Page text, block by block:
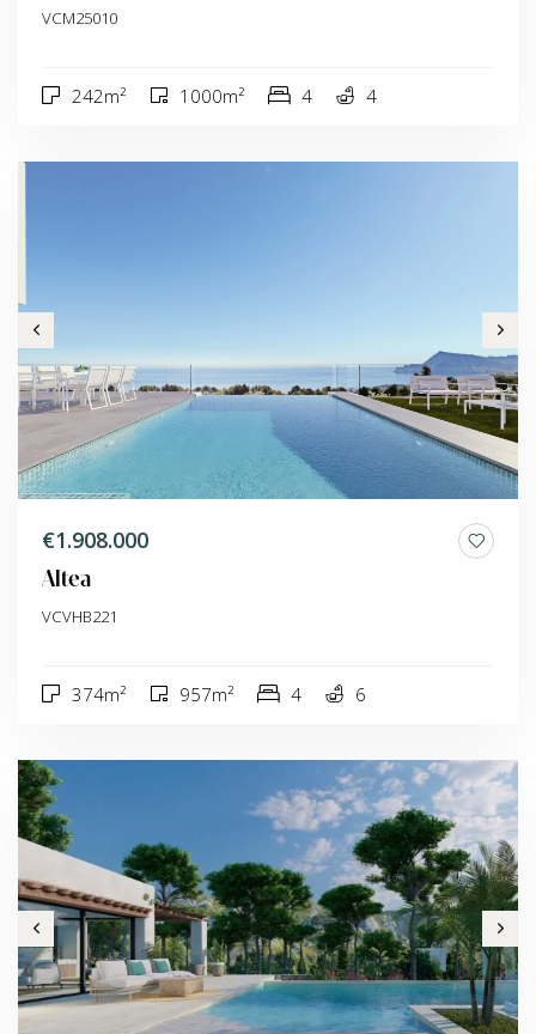
VCM25010
242m² 1000m² 4 4
€1.908.000
Altea
VCVHB221
374m² 957m² 4 6